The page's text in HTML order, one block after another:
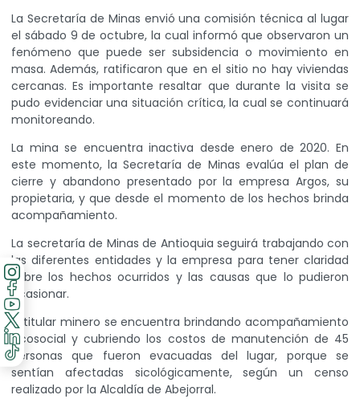
La Secretaría de Minas envió una comisión técnica al lugar
el sábado 9 de octubre, la cual informó que observaron un
fenómeno que puede ser subsidencia o movimiento en
masa. Además, ratificaron que en el sitio no hay viviendas
cercanas. Es importante resaltar que durante la visita se
pudo evidenciar una situación crítica, la cual se continuará
monitoreando.
La mina se encuentra inactiva desde enero de 2020. En
este momento, la Secretaría de Minas evalúa el plan de
cierre y abandono presentado por la empresa Argos, su
propietaria, y que desde el momento de los hechos brinda
acompañamiento.
La secretaría de Minas de Antioquia seguirá trabajando con
las diferentes entidades y la empresa para tener claridad
sobre los hechos ocurridos y las causas que lo pudieron
ocasionar.
El titular minero se encuentra brindando acompañamiento
sicosocial y cubriendo los costos de manutención de 45
personas que fueron evacuadas del lugar, porque se
sentían afectadas sicológicamente, según un censo
realizado por la Alcaldía de Abejorral.